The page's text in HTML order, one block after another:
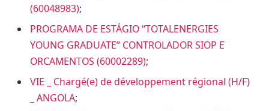
(60048983);
PROGRAMA DE ESTÁGIO “TOTALENERGIES
YOUNG GRADUATE” CONTROLADOR SIOP E
ORCAMENTOS (60002289);
VIE _ Chargé(e) de développement régional (H/F)
_ ANGOLA;